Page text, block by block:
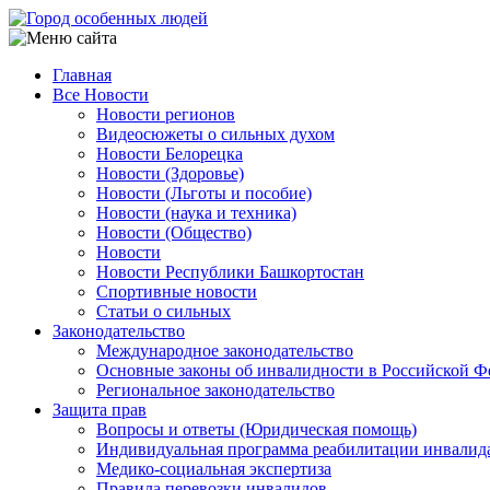
Перейти
к
содержанию
Main
navigation
Главная
Все Новости
Новости регионов
Видеосюжеты о сильных духом
Новости Белорецка
Новости (Здоровье)
Новости (Льготы и пособие)
Новости (наука и техника)
Новости (Общество)
Новости
Новости Республики Башкортостан
Спортивные новости
Статьи о сильных
Законодательство
Международное законодательство
Основные законы об инвалидности в Российской
Региональное законодательство
Защита прав
Вопросы и ответы (Юридическая помощь)
Индивидуальная программа реабилитации
Медико-социальная экспертиза